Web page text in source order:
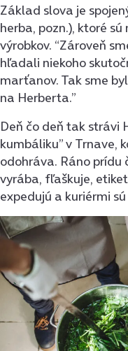
Základ slova je
herba, pozn.), ktoré
výrobkov. “Zároveň
hľadali niekoho
marťanov. Tak sme
na Herberta.”
Deň čo deň tak strávi
kumbáliku” v Trnave,
odohráva. Ráno prídu
vyrába, fľaškuje,
expedujú a kuriérmi